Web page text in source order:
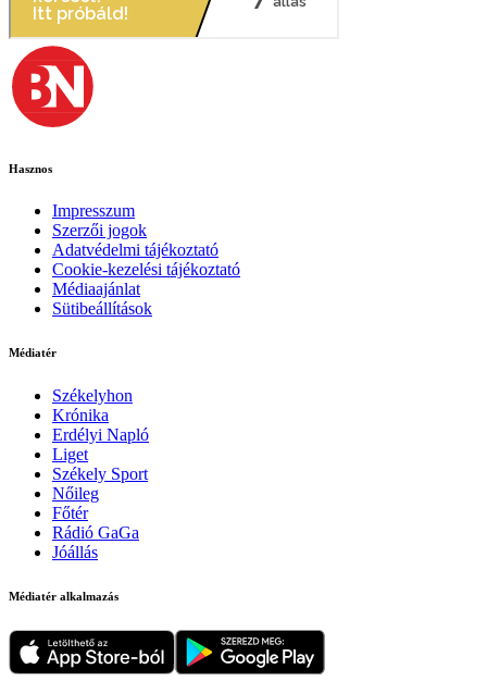
Hasznos
Impresszum
Szerzői jogok
Adatvédelmi tájékoztató
Cookie-kezelési tájékoztató
Médiaajánlat
Sütibeállítások
Médiatér
Székelyhon
Krónika
Erdélyi Napló
Liget
Székely Sport
Nőileg
Főtér
Rádió GaGa
Jóállás
Médiatér alkalmazás